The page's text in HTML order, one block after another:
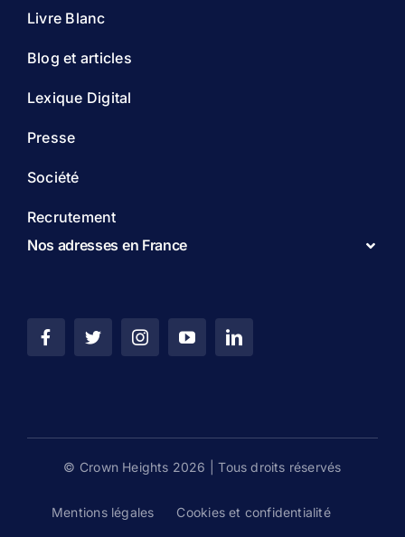
Livre Blanc
Blog et articles
Lexique Digital
Presse
Société
Recrutement
Nos adresses en France
© Crown Heights 2026 | Tous droits réservés
Mentions légales Cookies et confidentialité